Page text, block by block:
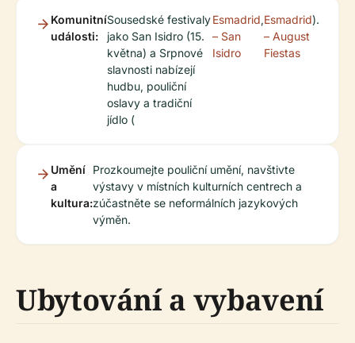
Komunitní
události:
Sousedské festivaly
jako San Isidro (15.
května) a Srpnové
slavnosti nabízejí
hudbu, pouliční
oslavy a tradiční
jídlo (
Esmadrid
– San
Isidro
,Esmadrid
– August
Fiestas
).
Umění
a
kultura:
Prozkoumejte pouliční umění, navštivte
výstavy v místních kulturních centrech a
zúčastněte se neformálních jazykových
výměn.
Ubytování a vybavení